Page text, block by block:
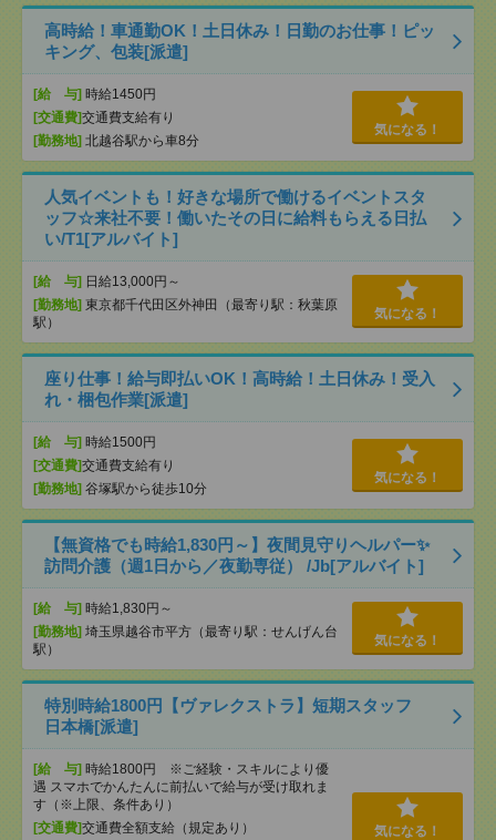
高時給！車通勤OK！土日休み！日勤のお仕事！ピッ
キング、包装[派遣]
[給 与] 時給1450円
[交通費]交通費支給有り
[勤務地] 北越谷駅から車8分
気になる！
人気イベントも！好きな場所で働けるイベントスタ
ッフ☆来社不要！働いたその日に給料もらえる日払
い/T1[アルバイト]
[給 与] 日給13,000円～
[勤務地] 東京都千代田区外神田（最寄り駅：秋葉原
駅）
気になる！
座り仕事！給与即払いOK！高時給！土日休み！受入
れ・梱包作業[派遣]
[給 与] 時給1500円
[交通費]交通費支給有り
[勤務地] 谷塚駅から徒歩10分
気になる！
【無資格でも時給1,830円～】夜間見守りヘルパー✨
訪問介護（週1日から／夜勤専従） /Jb[アルバイト]
[給 与] 時給1,830円～
[勤務地] 埼玉県越谷市平方（最寄り駅：せんげん台
駅）
気になる！
特別時給1800円【ヴァレクストラ】短期スタッフ
日本橋[派遣]
[給 与] 時給1800円 ※ご経験・スキルにより優
遇 スマホでかんたんに前払いで給与が受け取れま
す（※上限、条件あり）
[交通費]交通費全額支給（規定あり）
気になる！